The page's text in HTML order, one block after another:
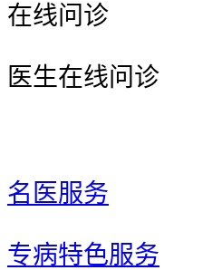
在线问诊
医生在线问诊
名医服务
专病特色服务